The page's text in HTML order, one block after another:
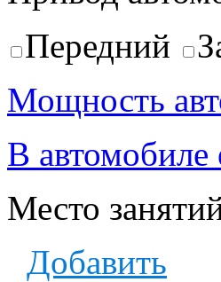
Передний
Мощность
В автомобиле
Место
Добавить